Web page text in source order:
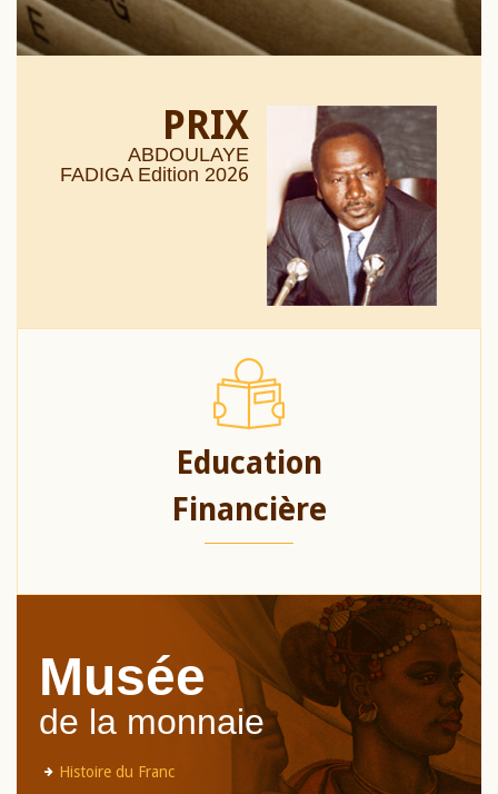
PRIX
ABDOULAYE
FADIGA Edition 2026
Education
Financière
Musée
de la monnaie
Histoire du Franc